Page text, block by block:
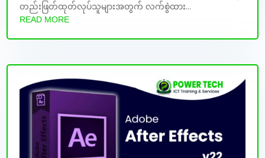
တည်းဖြတ်ထုတ်လုပ်သူများအတွက် လက်စွဲထား...
READ MORE